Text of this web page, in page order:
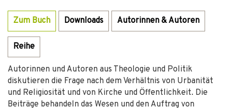
Zum Buch Downloads Autorinnen & Autoren
Reihe
Autorinnen und Autoren aus Theologie und Politik
diskutieren die Frage nach dem Verhältnis von Urbanität
und Religiosität und von Kirche und Öffentlichkeit. Die
Beiträge behandeln das Wesen und den Auftrag von